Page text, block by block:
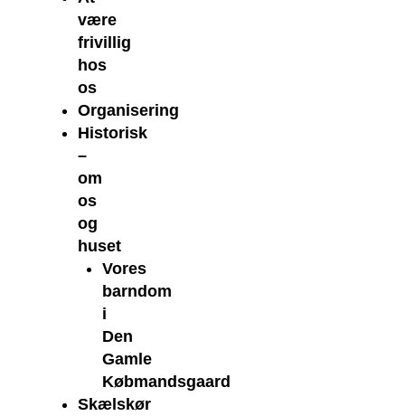
være
frivillig
hos
os
Organisering
Historisk
–
om
os
og
huset
Vores
barndom
i
Den
Gamle
Købmandsgaard
Skælskør